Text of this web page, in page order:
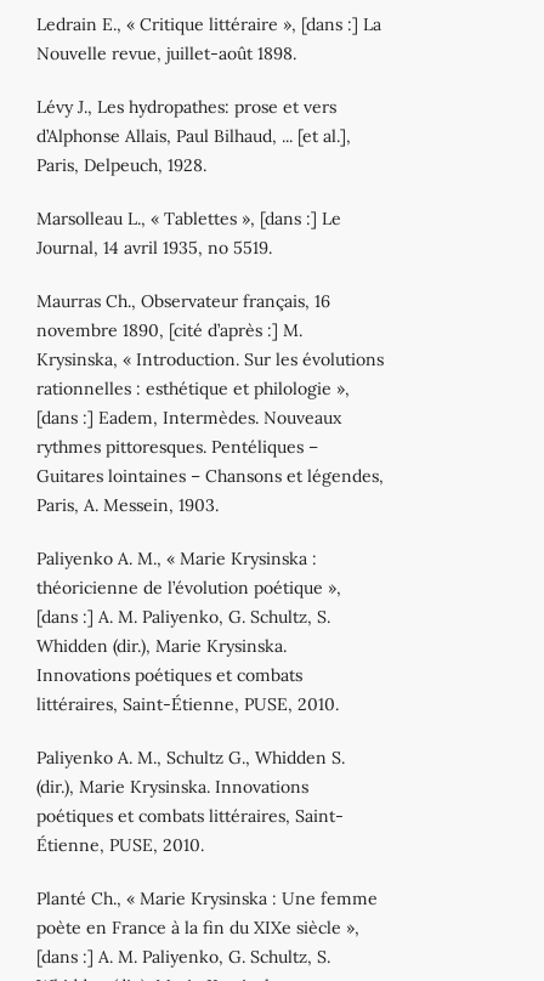
Ledrain E., « Critique littéraire », [dans :] La
Nouvelle revue, juillet‐août 1898.
Lévy J., Les hydropathes: prose et vers
d’Alphonse Allais, Paul Bilhaud, ... [et al.],
Paris, Delpeuch, 1928.
Marsolleau L., « Tablettes », [dans :] Le
Journal, 14 avril 1935, no 5519.
Maurras Ch., Observateur français, 16
novembre 1890, [cité d’après :] M.
Krysinska, « Introduction. Sur les évolutions
rationnelles : esthétique et philologie »,
[dans :] Eadem, Intermèdes. Nouveaux
rythmes pittoresques. Pentéliques –
Guitares lointaines – Chansons et légendes,
Paris, A. Messein, 1903.
Paliyenko A. M., « Marie Krysinska :
théoricienne de l’évolution poétique »,
[dans :] A. M. Paliyenko, G. Schultz, S.
Whidden (dir.), Marie Krysinska.
Innovations poétiques et combats
littéraires, Saint‐Étienne, PUSE, 2010.
Paliyenko A. M., Schultz G., Whidden S.
(dir.), Marie Krysinska. Innovations
poétiques et combats littéraires, Saint‐
Étienne, PUSE, 2010.
Planté Ch., « Marie Krysinska : Une femme
poète en France à la fin du XIXe siècle »,
[dans :] A. M. Paliyenko, G. Schultz, S.